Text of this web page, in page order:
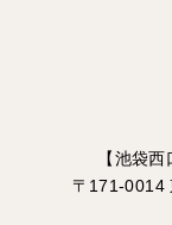
【池袋
〒171-0014